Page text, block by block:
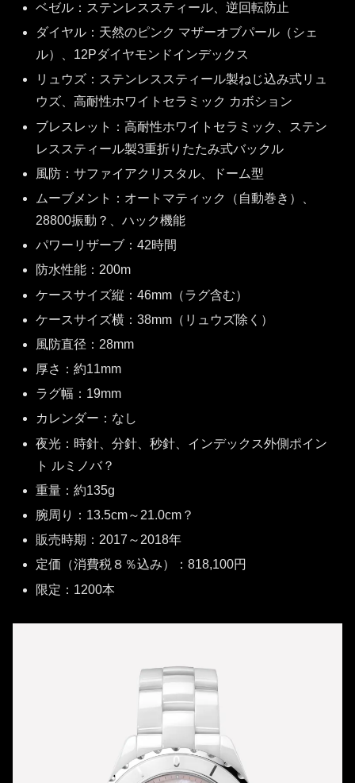
ベゼル：ステンレススティール、逆回転防止
ダイヤル：天然のピンク マザーオブパール（シェ
ル）、12Pダイヤモンドインデックス
リュウズ：ステンレススティール製ねじ込み式リュ
ウズ、高耐性ホワイトセラミック カボション
ブレスレット：高耐性ホワイトセラミック、ステン
レススティール製3重折りたたみ式バックル
風防：サファイアクリスタル、ドーム型
ムーブメント：オートマティック（自動巻き）、
28800振動？、ハック機能
パワーリザーブ：42時間
防水性能：200m
ケースサイズ縦：46mm（ラグ含む）
ケースサイズ横：38mm（リュウズ除く）
風防直径：28mm
厚さ：約11mm
ラグ幅：19mm
カレンダー：なし
夜光：時針、分針、秒針、インデックス外側ポイン
ト ルミノバ？
重量：約135g
腕周り：13.5cm～21.0cm？
販売時期：2017～2018年
定価（消費税８％込み）：818,100円
限定：1200本